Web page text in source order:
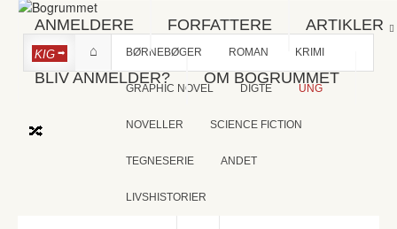
ANMELDERE FORFATTERE ARTIKLER
BLIV ANMELDER? OM BOGRUMMET
KIG BØRNEBØGER ROMAN KRIMI
GRAPHIC NOVEL DIGTE UNG
NOVELLER SCIENCE FICTION
TEGNESERIE ANDET
LIVSHISTORIER